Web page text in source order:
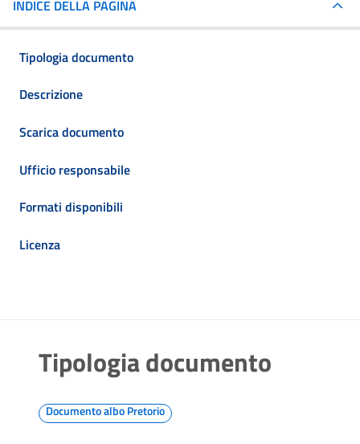
INDICE DELLA PAGINA
Tipologia documento
Descrizione
Scarica documento
Ufficio responsabile
Formati disponibili
Licenza
Tipologia documento
Documento albo Pretorio